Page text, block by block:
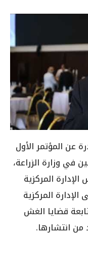
عن المؤتمر الأول
في وزارة الزراعة،
المركزية
المركزية
قضايا الغش
من انتشارها.